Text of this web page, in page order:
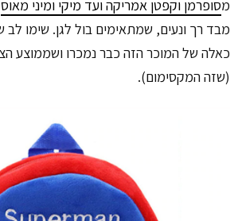
מסופרמן וקפטן אמריקה ועד מיקי ומיני מאוס
(שזה המקסימום).